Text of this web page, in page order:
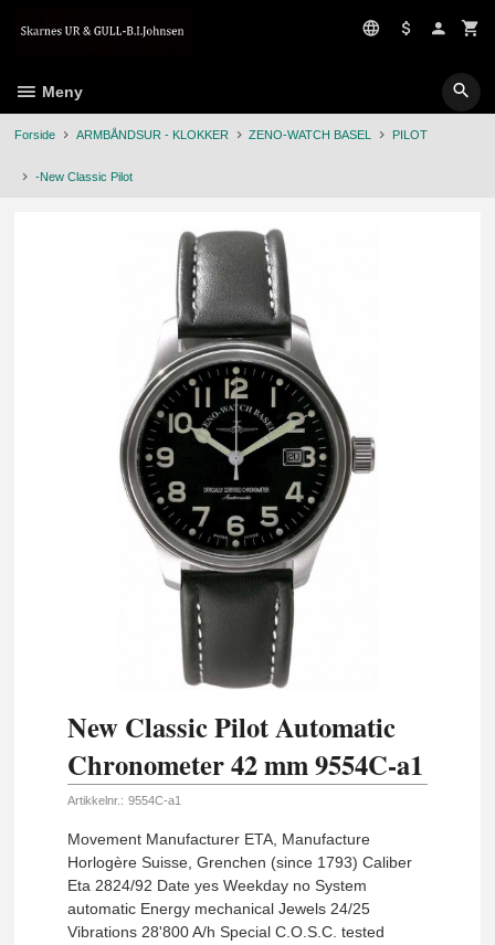
Meny
Forside ARMBÅNDSUR - KLOKKER ZENO-WATCH BASEL PILOT
-New Classic Pilot
New Classic Pilot Automatic
Chronometer 42 mm 9554C-a1
Artikkelnr.: 9554C-a1
Movement Manufacturer ETA, Manufacture
Horlogère Suisse, Grenchen (since 1793) Caliber
Eta 2824/92 Date yes Weekday no System
automatic Energy mechanical Jewels 24/25
Vibrations 28'800 A/h Special C.O.S.C. tested